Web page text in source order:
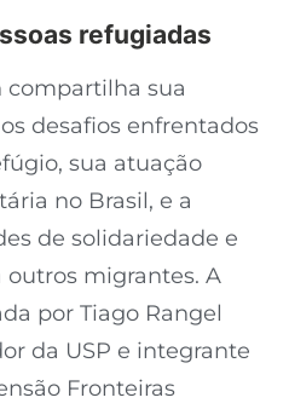
refugiadas
compartilha sua
desafios enfrentados
sua atuação
no Brasil, e a
de solidariedade e
migrantes. A
por Tiago Rangel
da USP e integrante
Fronteiras